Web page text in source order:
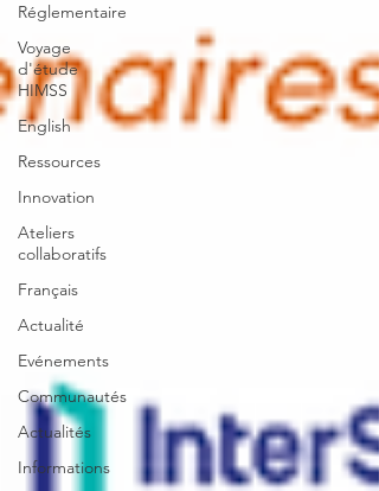
Réglementaire
Voyage
d'étude
HIMSS
English
Ressources
Innovation
Ateliers
collaboratifs
Français
Actualité
Evénements
Communautés
Actualités
Informations